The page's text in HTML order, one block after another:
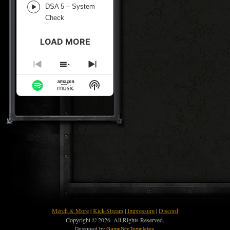
Episode
DSA 5 – System
Check
LOAD MORE
Previous
Episode
Show
Episodes
List
Next
Episode
Show
Podcast
Merch & More|Kick-Stream|Impressum|Discord
Copyright © 2026. All Rights Reserved.